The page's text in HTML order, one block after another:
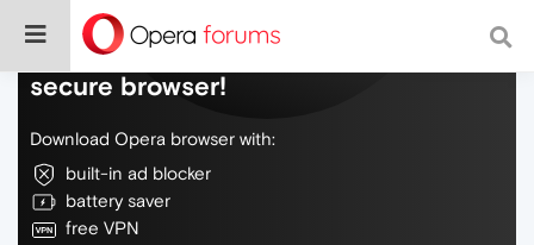
Do more on the web, with a fast and
secure browser!
Download Opera browser with:
built-in ad blocker
battery saver
free VPN